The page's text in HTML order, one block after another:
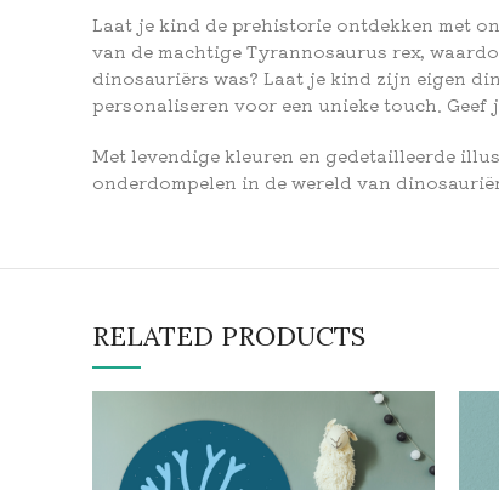
Laat je kind de prehistorie ontdekken met
van de machtige Tyrannosaurus rex,
dinosauriërs was? Laat je kind zijn eigen
personaliseren voor een unieke touch.
Met levendige kleuren en gedetailleerde
onderdompelen in de wereld van
RELATED PRODUCTS